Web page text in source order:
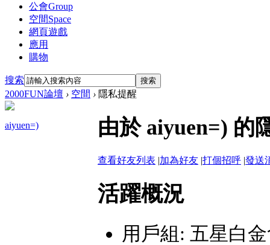
公會Group
空間Space
網頁遊戲
應用
購物
搜索 搜索
2000FUN論壇 › 空間 › 隱私提醒
aiyuen=) 由於 aiyuen=) 的
查看好友列表 |加為好友 |打個招呼 |發送
活躍概況
用戶組: 五星白